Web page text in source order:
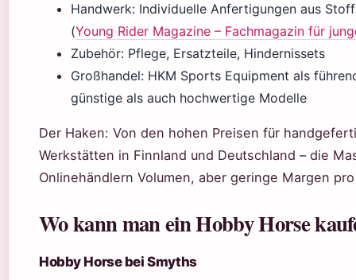
Handwerk: Individuelle Anfertigungen aus
(Young Rider Magazine – Fachmagazin für
Zubehör: Pflege, Ersatzteile, Hindernissets
Großhandel: HKM Sports Equipment als
günstige als auch hochwertige Modelle
Der Haken: Von den hohen Preisen für
Werkstätten in Finnland und Deutschland – die
Onlinehändlern Volumen, aber geringe Margen
Wo kann man ein Hobby Horse
Hobby Horse bei Smyths